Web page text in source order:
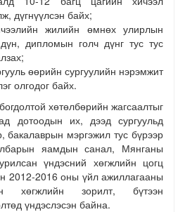
дүгнүүлсэн байх;
жилийн өмнөх улирлын
дипломын голч дүнг тус тус
өөрийн сургуулийн нэрэмжит
олгодог байх.
хөтөлбөрийн жагсаалтыг
дотоодын их, дээд сургуульд
бакалаврын мэргэжил тус бүрээр
яамдын санал, Мянганы
үндэсний хөгжлийн цогц
2012-2016 оны үйл ажиллагааны
хөгжлийн зорилт, бүтээн
үндэслэсэн байна.